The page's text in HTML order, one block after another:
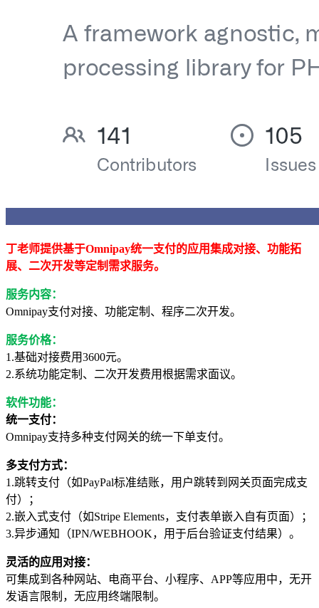
丁老师提供基于Omnipay统一支付的应用集成对接、功能拓
展、二次开发等定制需求服务。
服务内容：
Omnipay支付对接、功能定制、程序二次开发。
服务价格：
1.基础对接费用3600元。
2.系统功能定制、二次开发费用根据需求面议。
软件功能：
统一支付：
Omnipay支持多种支付网关的统一下单支付。
多支付方式：
1.跳转支付（如PayPal标准结账，用户跳转到网关页面完成支
付）；
2.嵌入式支付（如Stripe Elements，支付表单嵌入自有页面）；
3.异步通知（IPN/WEBHOOK，用于后台验证支付结果）。
灵活的应用对接：
可集成到各种网站、电商平台、小程序、APP等应用中，无开
发语言限制， 无应用终端限制。